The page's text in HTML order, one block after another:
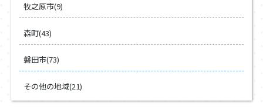
牧之原市(9)
森町(43)
磐田市(73)
その他の地域(21)